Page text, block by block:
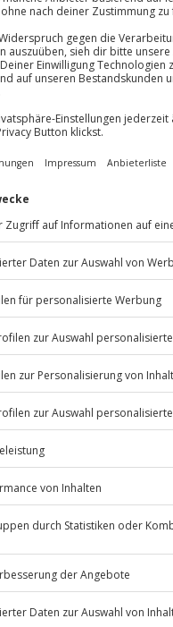
Details
Huracan Super
620 PS purer
erfährst du am
kurvenscharfe Präzision
der Strecke in einen
Nach einer kurzen
Platz auf dem
Begeisterung für
wird!
© OpenStreetMaps